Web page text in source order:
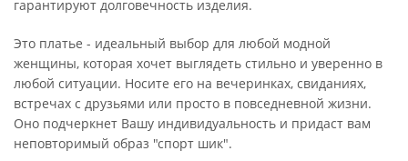
гарантируют долговечность изделия.
Это платье - идеальный выбор для любой модной
женщины, которая хочет выглядеть стильно и уверенно в
любой ситуации. Носите его на вечеринках, свиданиях,
встречах с друзьями или просто в повседневной жизни.
Оно подчеркнет Вашу индивидуальность и придаст вам
неповторимый образ "спорт шик".